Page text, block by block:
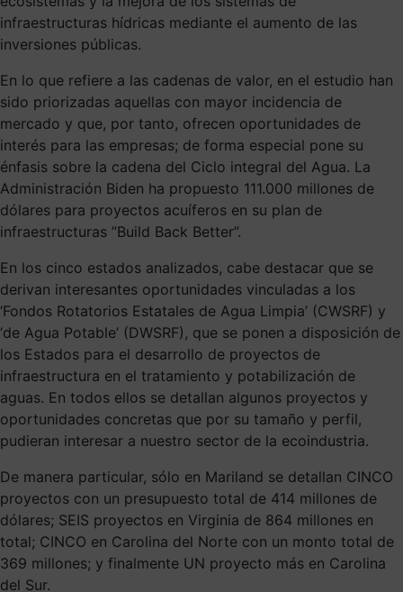
infraestructuras hídricas mediante el aumento de las
inversiones públicas.
En lo que refiere a las cadenas de valor, en el estudio han
sido priorizadas aquellas con mayor incidencia de
mercado y que, por tanto, ofrecen oportunidades de
interés para las empresas; de forma especial pone su
énfasis sobre la cadena del Ciclo integral del Agua. La
Administración Biden ha propuesto 111.000 millones de
dólares para proyectos acuíferos en su plan de
infraestructuras ”Build Back Better”.
En los cinco estados analizados, cabe destacar que se
derivan interesantes oportunidades vinculadas a los
‘Fondos Rotatorios Estatales de Agua Limpia’ (CWSRF) y
‘de Agua Potable’ (DWSRF), que se ponen a disposición de
los Estados para el desarrollo de proyectos de
infraestructura en el tratamiento y potabilización de
aguas. En todos ellos se detallan algunos proyectos y
oportunidades concretas que por su tamaño y perfil,
pudieran interesar a nuestro sector de la ecoindustria.
De manera particular, sólo en Mariland se detallan CINCO
proyectos con un presupuesto total de 414 millones de
dólares; SEIS proyectos en Virginia de 864 millones en
total; CINCO en Carolina del Norte con un monto total de
369 millones; y finalmente UN proyecto más en Carolina
del Sur.